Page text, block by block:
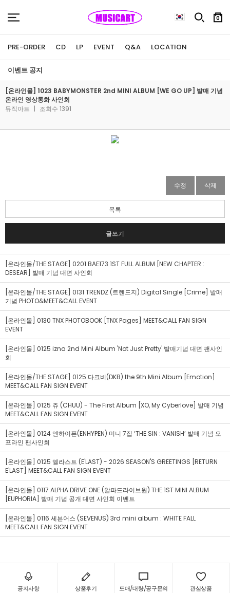
0
PRE-ORDER CD LP EVENT Q&A LOCATION
이벤트 공지
[온라인몰] 1023 BABYMONSTER 2nd MINI ALBUM [WE GO UP] 발매 기념
온라인 영상통화 사인회
뮤직아트 | 조회수 1391
수정 삭제
목록
글쓰기
[온라인몰/THE STAGE] 0201 BAE173 1ST FULL ALBUM [NEW CHAPTER :
DESEAR] 발매 기념 대면 사인회
[온라인몰/THE STAGE] 0131 TRENDZ (트렌드지) Digital Single [Crime] 발매
기념 PHOTO&MEET&CALL EVENT
[온라인몰] 0130 TNX PHOTOBOOK [TNX Pages] MEET&CALL FAN SIGN
EVENT
[온라인몰] 0125 izna 2nd Mini Album 'Not Just Pretty' 발매기념 대면 팬사인
회
[온라인몰/THE STAGE] 0125 다크비(DKB) the 9th Mini Album [Emotion]
MEET&CALL FAN SIGN EVENT
[온라인몰] 0125 츄 (CHUU) - The First Album [XO, My Cyberlove] 발매 기념
MEET&CALL FAN SIGN EVENT
[온라인몰] 0124 엔하이픈(ENHYPEN) 미니 7집 ‘THE SIN : VANISH’ 발매 기념 오
프라인 팬사인회
[온라인몰] 0125 엘라스트 (E'LAST) - 2026 SEASON'S GREETINGS [RETURN
E'LAST] MEET&CALL FAN SIGN EVENT
[온라인몰] 0117 ALPHA DRIVE ONE (알파드라이브원) THE 1ST MINI ALBUM
[EUPHORIA] 발매 기념 공개 대면 사인회 이벤트
[온라인몰] 0116 세븐어스 (SEVENUS) 3rd mini album : WHITE FALL
MEET&CALL FAN SIGN EVENT
공지사항 상품후기 도매/대량/공구문의 관심상품